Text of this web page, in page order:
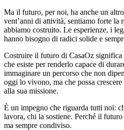
Ma il futuro, per noi, ha anche un
vent’anni di attività, sentiamo forte la
abbiamo costruito. Le esperienze, i
hanno bisogno di radici solide e
Costruire il futuro di CasaOz
che esiste per renderlo capace di
immaginare un percorso che non
oggi lo vivono, ma che possa
alla sua missione.
È un impegno che riguarda tutti noi:
lavora, chi la sostiene. Perché il
ma sempre condiviso.